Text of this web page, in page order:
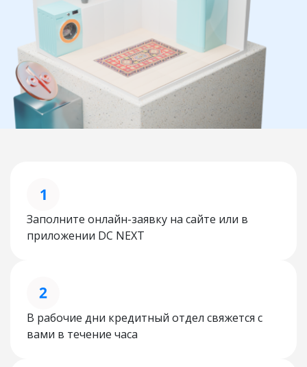
Заполните онлайн-заявку на сайте или в
приложении DC NEXT
В рабочие дни кредитный отдел свяжется с
вами в течение часа